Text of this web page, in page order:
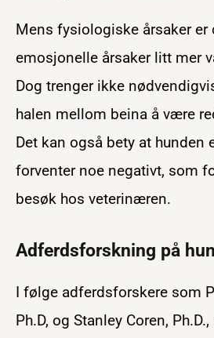
Mens fysiologiske årsaker er
emosjonelle årsaker litt mer
Dog trenger ikke
halen mellom beina å være
Det kan også bety at hunden
forventer noe negativt, som
besøk hos veterinæren.
Adferdsforskning på
I følge adferdsforskere som
Ph.D, og Stanley Coren,